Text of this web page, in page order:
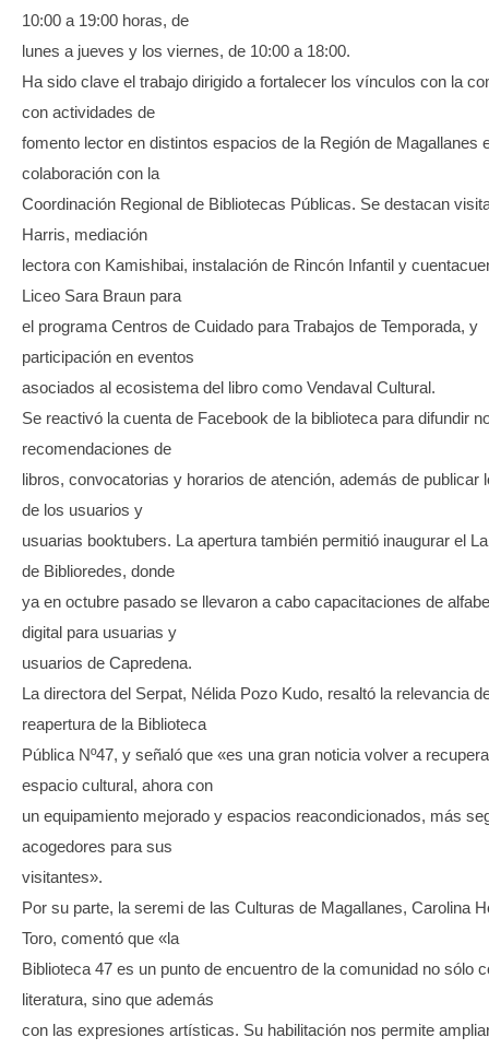
10:00 a 19:00 horas, de
lunes a jueves y los viernes, de 10:00 a 18:00.
Ha sido clave el trabajo dirigido a fortalecer los vínculos con la
con actividades de
fomento lector en distintos espacios de la Región de Magallanes
colaboración con la
Coordinación Regional de Bibliotecas Públicas. Se destacan
Harris, mediación
lectora con Kamishibai, instalación de Rincón Infantil y
Liceo Sara Braun para
el programa Centros de Cuidado para Trabajos de Temporada, y
participación en eventos
asociados al ecosistema del libro como Vendaval Cultural.
Se reactivó la cuenta de Facebook de la biblioteca para difundir
recomendaciones de
libros, convocatorias y horarios de atención, además de publicar
de los usuarios y
usuarias booktubers. La apertura también permitió inaugurar el
de Biblioredes, donde
ya en octubre pasado se llevaron a cabo capacitaciones de
digital para usuarias y
usuarios de Capredena.
La directora del Serpat, Nélida Pozo Kudo, resaltó la relevancia
reapertura de la Biblioteca
Pública Nº47, y señaló que «es una gran noticia volver a
espacio cultural, ahora con
un equipamiento mejorado y espacios reacondicionados, más
acogedores para sus
visitantes».
Por su parte, la seremi de las Culturas de Magallanes, Carolina
Toro, comentó que «la
Biblioteca 47 es un punto de encuentro de la comunidad no sólo
literatura, sino que además
con las expresiones artísticas. Su habilitación nos permite